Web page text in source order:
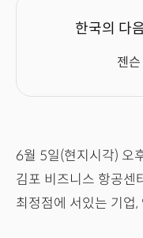
한국의 다
젠
6월 5일(현지시각) 오
김포 비즈니스 항공센
최정점에 서있는 기업